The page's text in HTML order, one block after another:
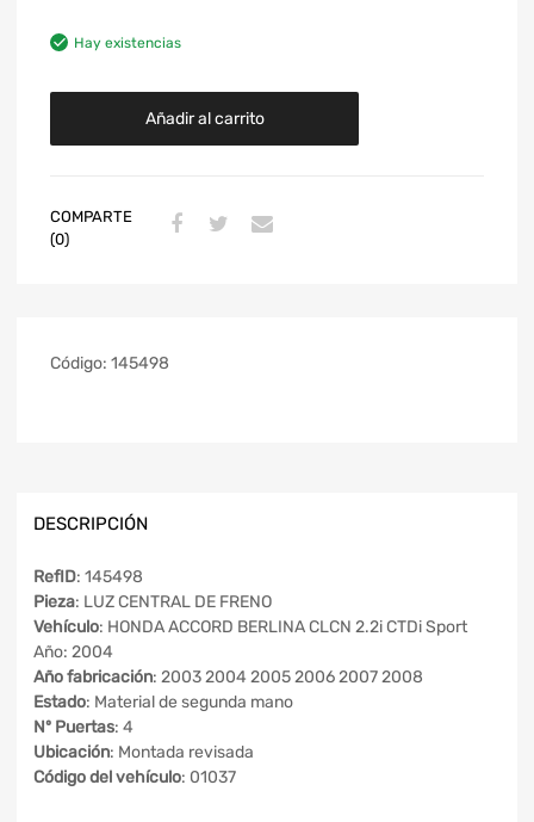
Hay existencias
Añadir al carrito
COMPARTE
(0)
Código: 145498
DESCRIPCIÓN
RefID: 145498
Pieza: LUZ CENTRAL DE FRENO
Vehículo: HONDA ACCORD BERLINA CLCN 2.2i CTDi Sport
Año: 2004
Año fabricación: 2003 2004 2005 2006 2007 2008
Estado: Material de segunda mano
Nº Puertas: 4
Ubicación: Montada revisada
Código del vehículo: 01037